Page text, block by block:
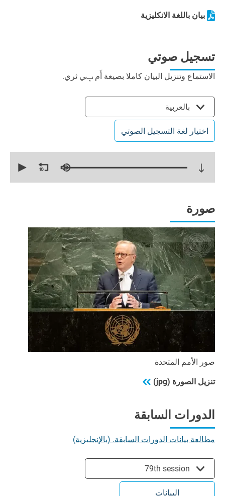
بيان باللغة الانكليزية
تسجيل صوتي
الاستماع وتنزيل البيان كاملا بصيغة أَم ݒي ثري.
بالعربية
اختيار لغة التسجيل الصوتي
seconds
صورة
صور الأمم المتحدة
تنزيل الصورة (jpg)
الدورات السابقة
مطالعة بيانات الدورات السابقة. (بالإنجليزية)
79th session
البيانات